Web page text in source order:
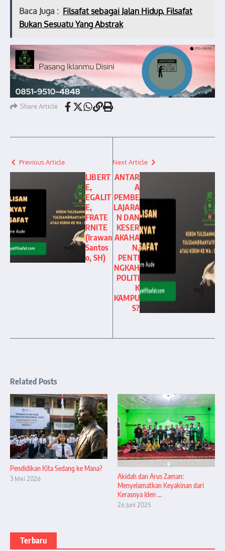
Baca Juga : Filsafat sebagai Jalan Hidup, Filsafat
Bukan Sesuatu Yang Abstrak
Share Article
Previous Article
LIBERT
E,
EGALIT
E,
FRATE
RNITE
(Irawan
Santos
o, SH)
Next Article
ANTAR
A
PEMBE
LAJARA
N DAN
KESER
AKAHA
N,
PENTI
NGKAH
POLITI
K
KAMPU
S?
Related Posts
Pendidikan Kita Sedang ke Mana?
3 Mei 2026
Akidah dan Arus Zaman:
Menyelamatkan Keyakinan dari
Kerasnya Iden ...
26 Juni 2025
Terbaru